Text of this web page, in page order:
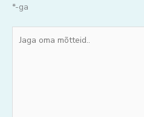
*-ga
oma